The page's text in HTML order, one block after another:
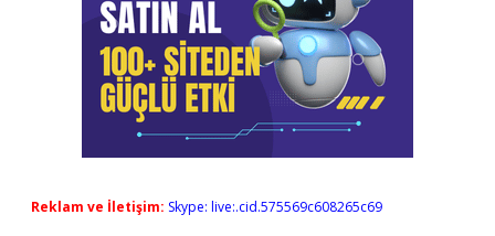
Reklam ve İletişim: Skype: live:.cid.575569c608265c69